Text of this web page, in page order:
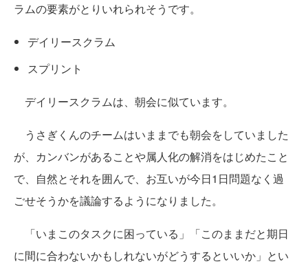
ラムの要素がとりいれられそうです。
デイリースクラム
スプリント
デイリースクラムは、朝会に似ています。
うさぎくんのチームはいままでも朝会をしていました
が、カンバンがあることや属人化の解消をはじめたこと
で、自然とそれを囲んで、お互いが今日1日問題なく過
ごせそうかを議論するようになりました。
「いまこのタスクに困っている」「このままだと期日
に間に合わないかもしれないがどうするといいか」とい